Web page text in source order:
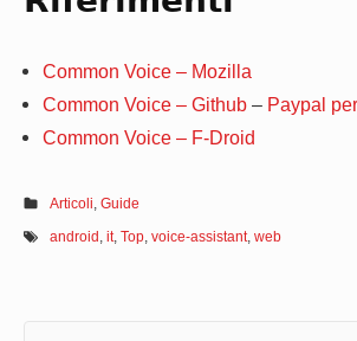
Common Voice – Mozilla
Common Voice – Github – Paypal
Common Voice – F-Droid
Articoli,Guide
android ,it,Top,voice-assistant,web